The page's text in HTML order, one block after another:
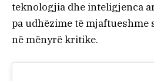
teknologjia dhe inteligjenca
pa udhëzime të mjaftueshme
në mënyrë kritike.